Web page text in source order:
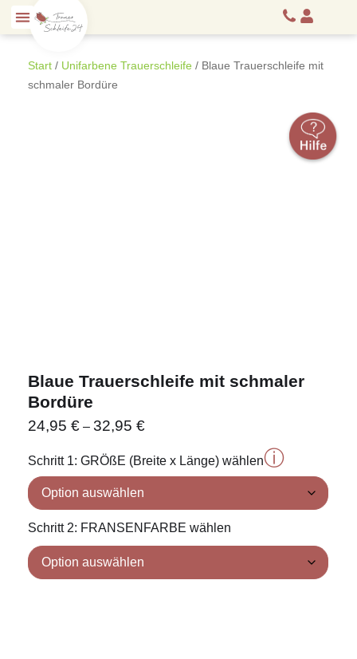
Start / Unifarbene Trauerschleife / Blaue Trauerschleife mit
schmaler Bordüre
Blaue Trauerschleife mit schmaler
Bordüre
24,95€ –32,95€
Schritt 1: GRÖßE (Breite x Länge) wählenⓘ
Schritt 2: FRANSENFARBE wählen